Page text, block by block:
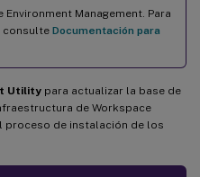
Environment Management. Para
consulte Documentación para
Utility para actualizar la base de
de Workspace
proceso de instalación de los